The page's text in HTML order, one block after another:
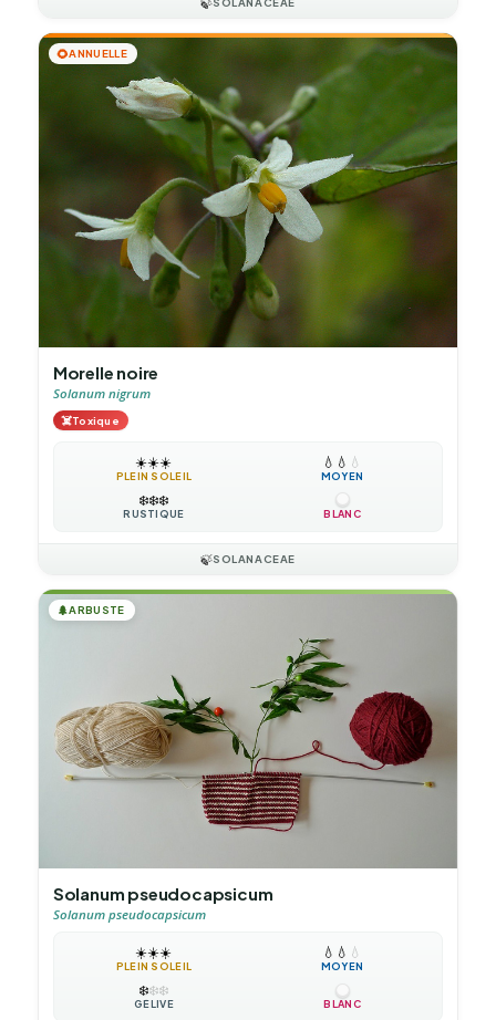
🌻ANNUELLE
Morelle noire
Solanum nigrum
☠️Toxique
☀️☀️☀️
PLEIN SOLEIL
💧 💧 💧
MOYEN
❄️❄️❄️
RUSTIQUE BLANC
🍃SOLANACEAE
🌲ARBUSTE
Solanum pseudocapsicum
Solanum pseudocapsicum
☀️☀️☀️
PLEIN SOLEIL
💧 💧 💧
MOYEN
❄️❄️❄️
GÉLIVE BLANC